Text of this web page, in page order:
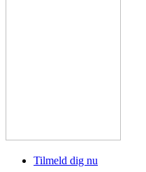
Tilmeld dig nu